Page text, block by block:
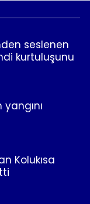
seslenen
kurtuluşunu
Kolukısa